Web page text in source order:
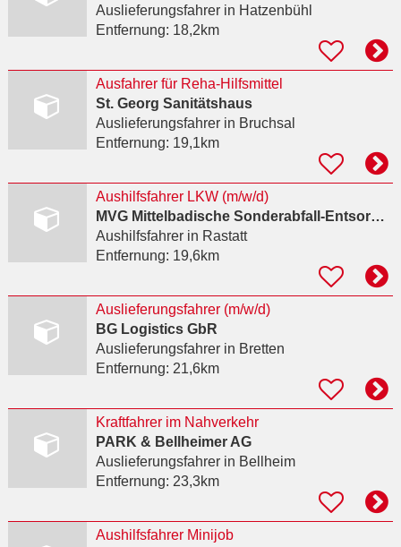
Auslieferungsfahrerin Hatzenbühl
Entfernung: 18,2km
Ausfahrer für Reha-Hilfsmittel
St. Georg Sanitätshaus
Auslieferungsfahrerin Bruchsal
Entfernung: 19,1km
Aushilfsfahrer LKW (m/w/d)
MVG Mittelbadische Sonderabfall-Entsorgung
Aushilfsfahrerin Rastatt
Entfernung: 19,6km
Auslieferungsfahrer (m/w/d)
BG Logistics GbR
Auslieferungsfahrerin Bretten
Entfernung: 21,6km
Kraftfahrer im Nahverkehr
PARK & Bellheimer AG
Auslieferungsfahrerin Bellheim
Entfernung: 23,3km
Aushilfsfahrer Minijob